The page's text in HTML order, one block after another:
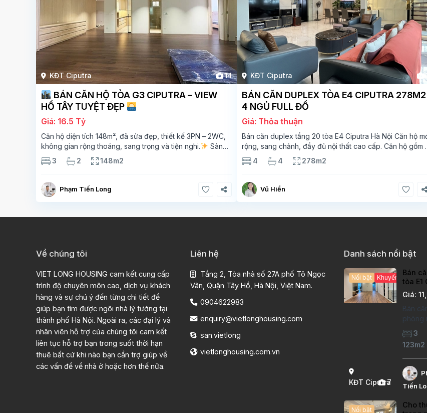
KĐT Ciputra 14
BÁN CĂN HỘ TÒA G3 CIPUTRA – VIEW
HỒ TÂY TUYỆT ĐẸP
Giá: 16.5 Tỷ
Căn hộ diện tích 148m², đã sửa đẹp, thiết kế 3PN – 2WC,
không gian rộng thoáng, sang trọng và tiện nghi.
Sàn
gỗ cao cấp, ánh sáng tự nhiên chan hòa, view hồ Tây đắt
giá – mang lại
3 2 148m2
Phạm Tiến Long
KĐT Ciputra
BÁN CĂN DUPLEX TÒA E4 CIPUTRA 278M2
4 NGỦ FULL ĐỒ
Giá: Thỏa thuận
Bán căn duplex tầng 20 tòa E4 Ciputra Hà Nội Căn hộ
rộng, sang chảnh, đầy đủ nội thất cao cấp. Căn hộ gồm
tầng. Tầng 1 rộng 142m2 bao gồm phòng khách, phòng
ăn, phòng bếp, 2 phòng ngủ,
4 4 278m2
Vũ Hiền
Về chúng tôi
VIET LONG HOUSING cam kết cung cấp
trình độ chuyên môn cao, dịch vụ khách
hàng và sự chú ý đến từng chi tiết để
giúp bạn tìm được ngôi nhà lý tưởng tại
thành phố Hà Nội. Ngoài ra, các đại lý và
nhân viên hỗ trợ của chúng tôi cam kết
liên tục hỗ trợ bạn trong suốt thời hạn
thuê bất cứ khi nào bạn cần trợ giúp về
các vấn đề về nhà ở hoặc hơn thế nữa.
Liên hệ
Tầng 2, Tòa nhà số 27A phố Tô Ngọc
Vân, Quận Tây Hồ, Hà Nội, Việt Nam.
0904622983
enquiry@vietlonghousing.com
san.vietlong
vietlonghousing.com.vn
Danh sách nổi bật
KĐT Ciputra
7
Nổi bật Khuyến mại hấp
Bán
tòa E1
chất
Giá:
Bán
phòng
khu đô
hộ đã
lượng
hiện
3
123m2
Tiến
Nổi bật
Cho